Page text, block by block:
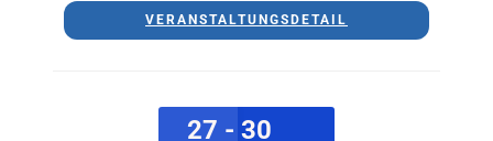
VERANSTALTUNGSDETAIL
27 - 30